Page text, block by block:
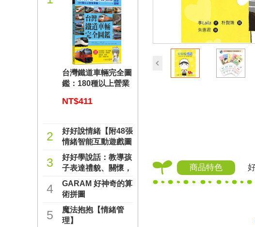
台灣鐵道車輛完全圖
鑑：180種以上營業
NT$411
2
好好說情緒【附48張
情緒智能互動遊戲圖
卡】
NT$277
3
好好學說話：教導孩
子表達禮貌、關懷，
避免衝突的溝通方法
（附18張好人緣互動
遊戲圖卡）
NT$237
4
GARAM 好神奇的算
術拼圖
NT$221
5
魔法抱抱【情緒管
理】
prev
商品特色